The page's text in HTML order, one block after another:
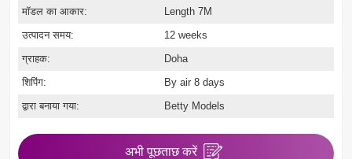
मॉडल का आकार:
Length 7M
उत्पादन समय:
12 weeks
ग्राहक:
Doha
शिपिंग:
By air 8 days
द्वारा बनाया गया:
Betty Models
अभी पूछताछ करें